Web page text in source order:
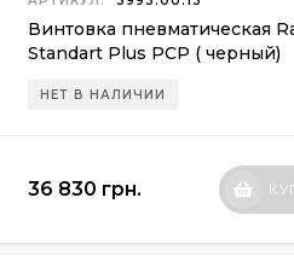
Винтовка пневматическая
Standart Plus PCP ( черный)
НЕТ В НАЛИЧИИ
36 830 грн.